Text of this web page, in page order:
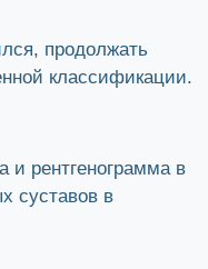
продолжать
классификации.
и рентгенограмма в
суставов в